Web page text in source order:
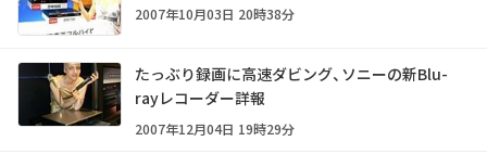
2007年10月03日 20時38分
たっぶり録画に高速ダビング、ソニーの新Blu-
rayレコーダー詳報
2007年12月04日 19時29分